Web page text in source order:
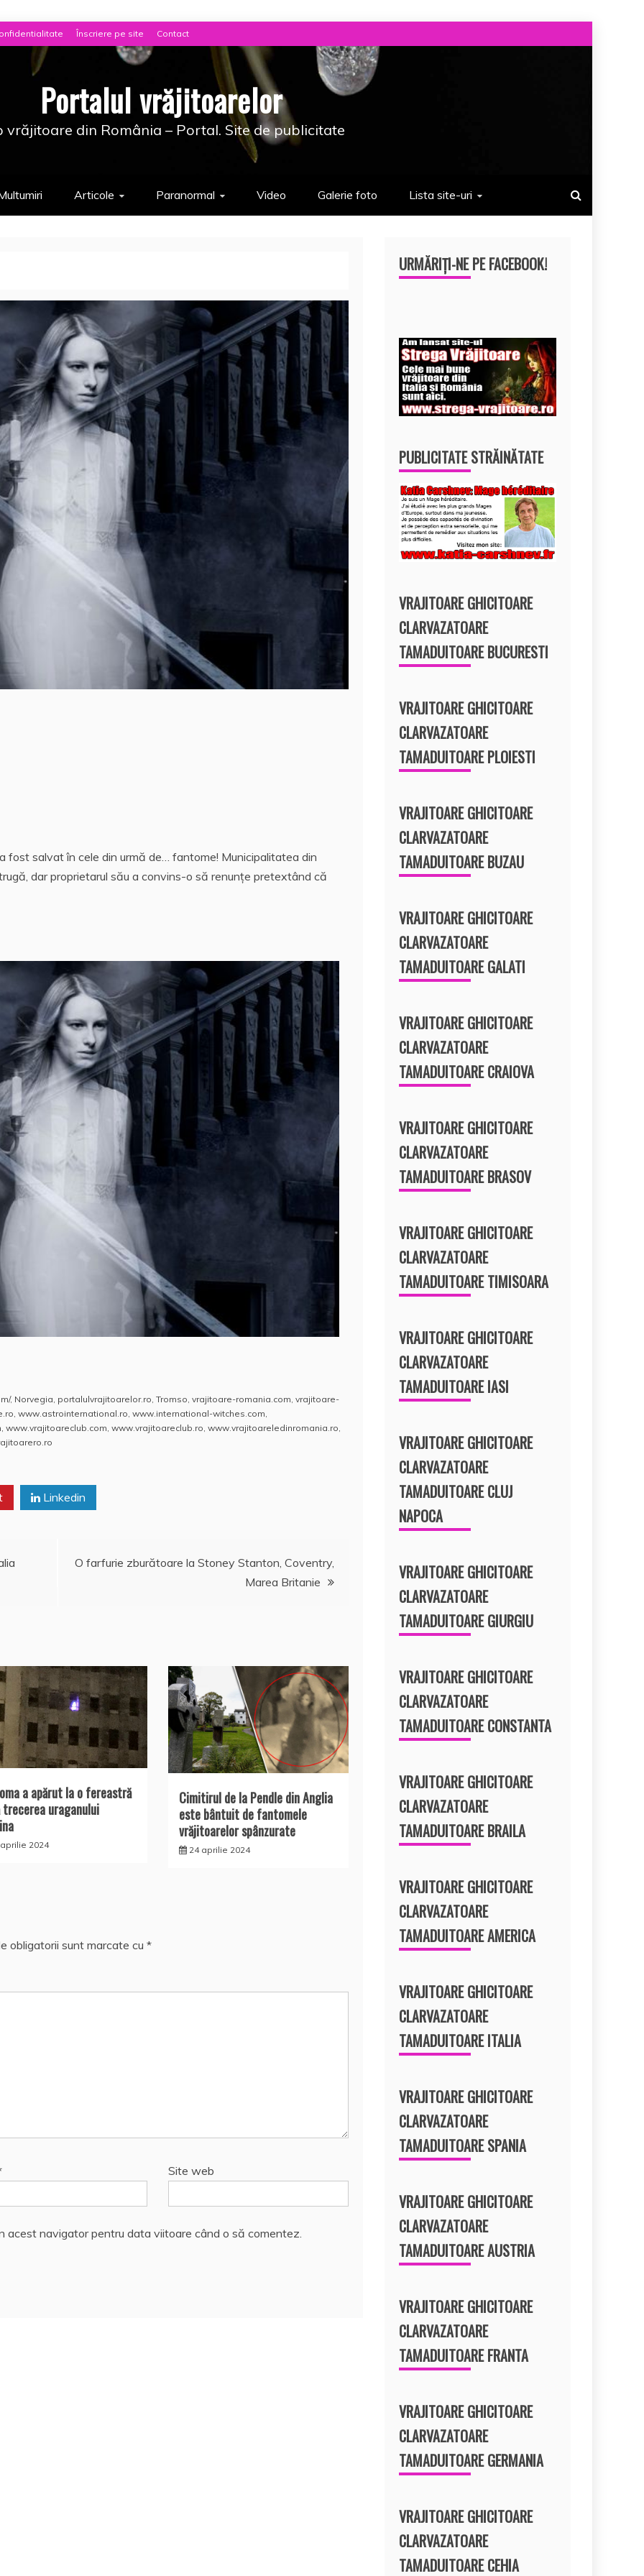
Înscriere pe site Contact
Portalul vrăjitoarelor
vrăjitoare din România – Portal. Site de publicitate
Articole Paranormal Video Galerie foto Lista site-uri
fost salvat în cele din urmă de… fantome! Municipalitatea din
dar proprietarul său a convins-o să renunţe pretextând că
, Norvegia, portalulvrajitoarelor.ro, Tromso, vrajitoare-romania.com, vrajitoare-
, www.astrointernational.ro, www.international-witches.com,
, www.vrajitoareclub.com, www.vrajitoareclub.ro, www.vrajitoareledinromania.ro,
Linkedin
O farfurie zburătoare la Stoney Stanton, Coventry,
Marea Britanie
a apărut la o fereastră
trecerea uraganului
2024
Cimitirul de la Pendle din Anglia
este bântuit de fantomele
vrăjitoarelor spânzurate
24 aprilie 2024
obligatorii sunt marcate cu *
Site web
acest navigator pentru data viitoare când o să comentez.
URMĂRIȚI-NE PE FACEBOOK!
PUBLICITATE STRĂINĂTATE
VRAJITOARE GHICITOARE
CLARVAZATOARE
TAMADUITOARE BUCURESTI
VRAJITOARE GHICITOARE
CLARVAZATOARE
TAMADUITOARE PLOIESTI
VRAJITOARE GHICITOARE
CLARVAZATOARE
TAMADUITOARE BUZAU
VRAJITOARE GHICITOARE
CLARVAZATOARE
TAMADUITOARE GALATI
VRAJITOARE GHICITOARE
CLARVAZATOARE
TAMADUITOARE CRAIOVA
VRAJITOARE GHICITOARE
CLARVAZATOARE
TAMADUITOARE BRASOV
VRAJITOARE GHICITOARE
CLARVAZATOARE
TAMADUITOARE TIMISOARA
VRAJITOARE GHICITOARE
CLARVAZATOARE
TAMADUITOARE IASI
VRAJITOARE GHICITOARE
CLARVAZATOARE
TAMADUITOARE CLUJ
NAPOCA
VRAJITOARE GHICITOARE
CLARVAZATOARE
TAMADUITOARE GIURGIU
VRAJITOARE GHICITOARE
CLARVAZATOARE
TAMADUITOARE CONSTANTA
VRAJITOARE GHICITOARE
CLARVAZATOARE
TAMADUITOARE BRAILA
VRAJITOARE GHICITOARE
CLARVAZATOARE
TAMADUITOARE AMERICA
VRAJITOARE GHICITOARE
CLARVAZATOARE
TAMADUITOARE ITALIA
VRAJITOARE GHICITOARE
CLARVAZATOARE
TAMADUITOARE SPANIA
VRAJITOARE GHICITOARE
CLARVAZATOARE
TAMADUITOARE AUSTRIA
VRAJITOARE GHICITOARE
CLARVAZATOARE
TAMADUITOARE FRANTA
VRAJITOARE GHICITOARE
CLARVAZATOARE
TAMADUITOARE GERMANIA
VRAJITOARE GHICITOARE
CLARVAZATOARE
TAMADUITOARE CEHIA